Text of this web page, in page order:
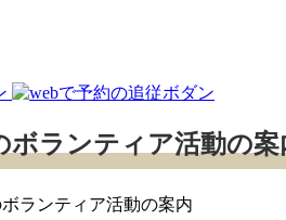
ボランティア活動の案